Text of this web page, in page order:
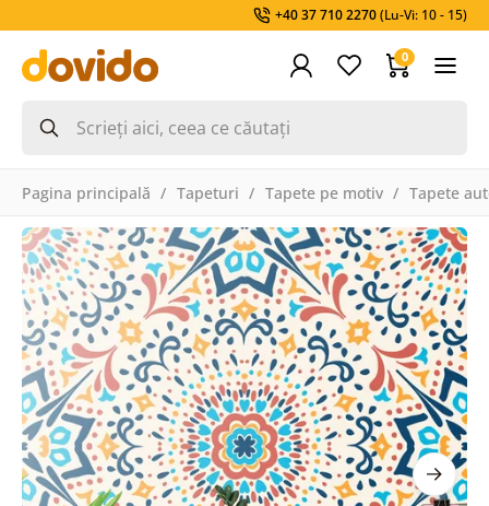
+40 37 710 2270(Lu-Vi: 10 - 15)
0
Pagina principală Tapeturi Tapete pe motiv Tapete